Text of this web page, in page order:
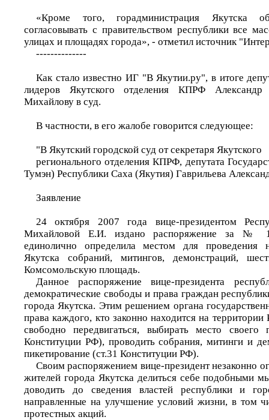
«Кроме того, горадминистрация Якутска
согласовывать с правительством республики все
улицах и площадях города», - отметил источник
--------------
Как стало известно ИГ "В Якутии.ру", в итоге
лидеров Якутского отделения КПРФ
Михайлову в суд.
В частности, в его жалобе говорится следующее:
"В Якутский городской суд от секретаря Якутского
регионального отделения КПРФ, депутата
Тумэн) Республики Саха (Якутия) Гаврильева
Заявление
24 октября 2007 года вице-президентом
Михайловой Е.И. издано распоряжение за №
единолично определила местом для проведения
Якутска собраний, митингов, демонстраций,
Комсомольскую площадь.
Данное распоряжение вице-президента
демократические свободы и права граждан
города Якутска. Этим решением органа
права каждого, кто законно находится на
свободно передвигаться, выбирать место своего
Конституции РФ), проводить собрания, митинги и
пикетирование (ст.31 Конституции РФ).
Своим распоряжением вице-президент незаконно
жителей города Якутска делиться себе подобными
доводить до сведения властей республики и
направленные на улучшение условий жизни, в том
протестных акций.